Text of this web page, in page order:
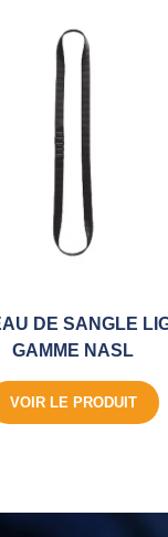
DE SANGLE
GAMME NASL
VOIR LE PRODUIT